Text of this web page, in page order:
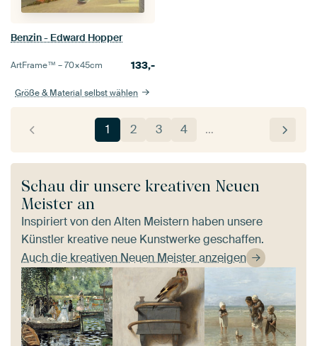
Benzin - Edward Hopper
ArtFrame™ –70×45cm 133,-
Größe & Material selbst wählen
1 2 3 4 …
Schau dir unsere kreativen Neuen
Meister an
Inspiriert von den Alten Meistern haben unsere
Künstler kreative neue Kunstwerke geschaffen.
Auch die kreativen Neuen Meister anzeigen